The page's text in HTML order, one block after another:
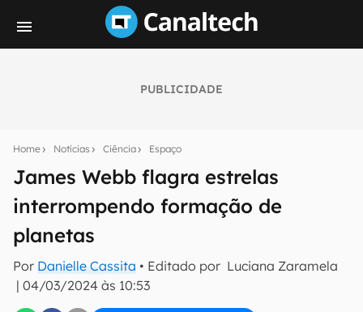
PUBLICIDADE
Home Notícias Ciência Espaço
James Webb flagra estrelas
interrompendo formação de
planetas
Por Danielle Cassita • Editado por Luciana Zaramela
| 04/03/2024 às 10:53
notícias e reviews sobre tecnologia em primeira
E-mail
inscreva-se